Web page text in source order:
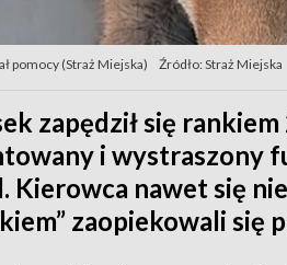
pomocy (Straż Miejska) Źródło: Straż Miejska
zapędził się
i wystraszony
Kierowca nawet się
zaopiekowali się